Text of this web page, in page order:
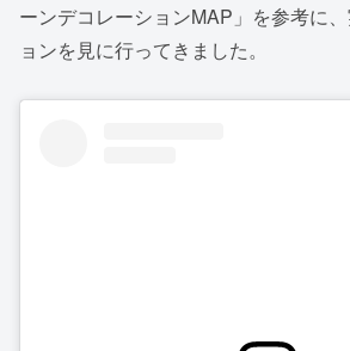
ーンデコレーションMAP」を参考に
ョンを見に行ってきました。